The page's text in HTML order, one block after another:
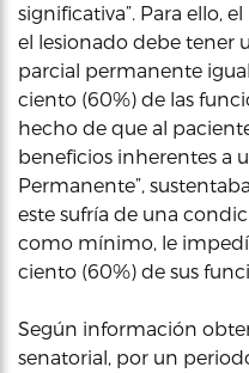
significativa”. Para ello,
el lesionado debe tener
parcial permanente
ciento (60%) de las
hecho de que al
beneficios inherentes a
Permanente”,
este sufría de una
como mínimo, le
ciento (60%) de sus
Según información
senatorial, por un